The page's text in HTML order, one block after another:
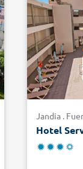
Jandia .
Hotel